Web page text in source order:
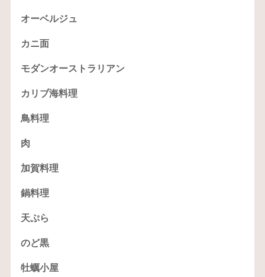
オーベルジュ
カニ面
モダンオーストラリアン
カリブ海料理
鳥料理
肉
加賀料理
鍋料理
天ぷら
のど黒
牡蠣小屋